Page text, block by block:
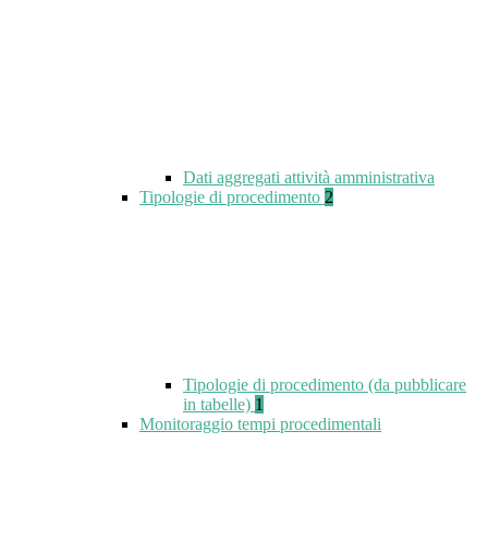
Dati aggregati attività amministrativa
Tipologie di procedimento 2
Tipologie di procedimento (da pubblicare
in tabelle) 1
Monitoraggio tempi procedimentali